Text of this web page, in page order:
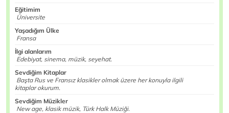
Eğitimim
Üniversite
Yaşadığım Ülke
Fransa
İlgi alanlarım
Edebiyat, sinema, müzik, seyehat.
Sevdiğim Kitaplar
Başta Rus ve Fransız klasikler olmak üzere her konuyla ilgili
kitaplar okurum.
Sevdiğim Müzikler
New age, klasik müzik, Türk Halk Müziği.